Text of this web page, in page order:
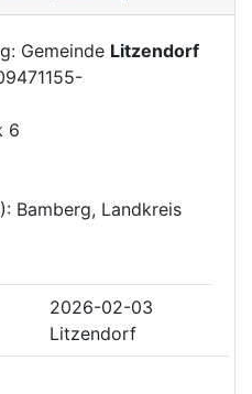
Gemeinde Litzendorf
6
Bamberg, Landkreis
2026-02-03
Litzendorf